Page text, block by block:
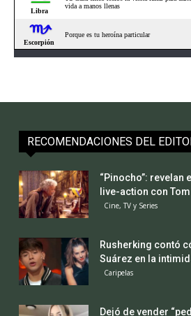
RECOMENDACIONES DEL
“Pinocho”: revelan
live-action con
Cine, TV y Series
Rusherking contó
Suárez en la
Caripelas
Dejó de vender